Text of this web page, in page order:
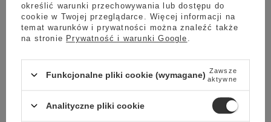
7 999,00 zł 0%
Towar dostępny w magazynie
Sprawdź cennik
określić warunki przechowywania lub dostępu do
cookie w Twojej przeglądarce. Więcej informacji na
temat warunków i prywatności można znaleźć także
na stronie Prywatność i warunki Google
Funkcjonalne pliki cookie (wymagane) Zawsze
aktywne
Analityczne pliki cookie